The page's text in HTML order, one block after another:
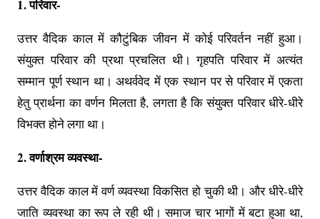
1. परिवार-
उत्तर वैदिक काल में कौटुंबिक जीवन में कोई परिवर्तन नहीं हुआ।
संयुक्त परिवार की प्रथा प्रचलित थी। गृहपति परिवार में अत्यंत
सम्मान पूर्ण स्थान था। अथर्ववेद में एक स्थान पर से परिवार में एकता
हेतु प्रार्थना का वर्णन मिलता है, लगता है कि संयुक्त परिवार धीरे-धीरे
विभक्त होने लगा था।
2. वर्णाश्रम व्यवस्था-
उत्तर वैदिक काल में वर्ण व्यवस्था विकसित हो चुकी थी। और धीरे-धीरे
जाति व्यवस्था का रूप ले रही थी। समाज चार भागों में बटा हुआ था,